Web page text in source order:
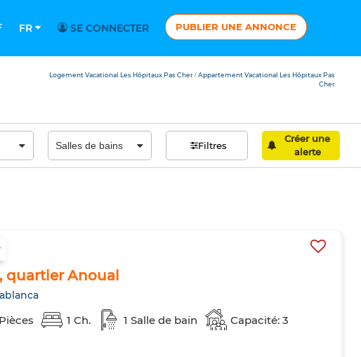
FR SE CONNECTER PUBLIER UNE ANNONCE
Logement Vacational Les Hôpitaux Pas Cher / Appartement Vacational Les Hôpitaux Pas
Cher
Filtres
Créer une
alerte
quartier Anoual
1 Ch. 1 Salle de bain Capacité: 3